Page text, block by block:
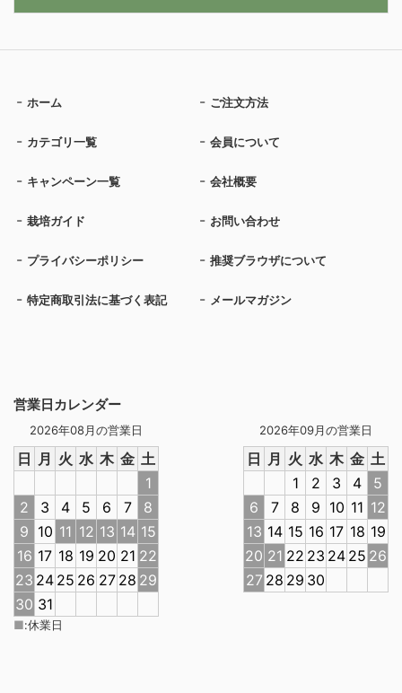
営業日カレンダー
2026年08月の営業日
日 月 火 水 木 金 土
1
2
3 4 5 6 7
8
9 10 11 12 13 14 15
16 17 18 19 20 21 22
23 24 25 26 27 28 29
30 31
2026年09月の営業日
日 月 火 水 木 金 土
1
2 3 4
5
6
7 8 9 10 11 12
13 14 15 16 17 18 19
20 21 22 23 24 25 26
27 28 29 30
■:休業日
ホーム ご注文方法
カテゴリ一覧 会員について
キャンペーン一覧 会社概要
栽培ガイド お問い合わせ
プライバシーポリシー 推奨ブラウザについて
特定商取引法に基づく表記 メールマガジン